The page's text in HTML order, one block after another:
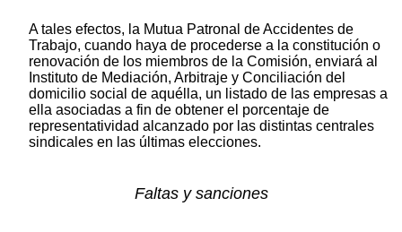
A tales efectos, la Mutua Patronal de Accidentes de
Trabajo, cuando haya de procederse a la constitución o
renovación de los miembros de la Comisión, enviará al
Instituto de Mediación, Arbitraje y Conciliación del
domicilio social de aquélla, un listado de las empresas a
ella asociadas a fin de obtener el porcentaje de
representatividad alcanzado por las distintas centrales
sindicales en las últimas elecciones.
Faltas y sanciones